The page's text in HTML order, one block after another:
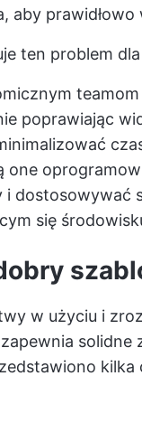
aby
ten problem
poprawiając
one
i dostosowywać
się
w użyciu i